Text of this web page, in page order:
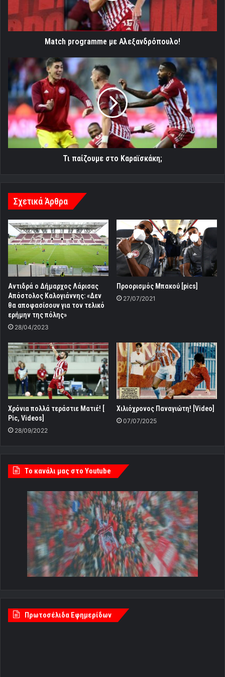
Match programme με Αλεξανδρόπουλο!
παίζουμε
στο
Καραϊσκάκη;
Τι παίζουμε στο Καραϊσκάκη;
Σχετικά Άρθρα
Αντιδρά ο Δήμαρχος Λάρισας
Απόστολος Καλογιάννης: «Δεν
θα αποφασίσουν για τον τελικό
ερήμην της πόλης»
28/04/2023
Προορισμός Μπακού [pics]
27/07/2021
Χρόνια πολλά τεράστιε Ματιέ! [
Pic, Videos]
28/09/2022
Χιλιόχρονος Παναγιώτη! [Video]
07/07/2025
Tο κανάλι μας στο Youtube
Πρωτοσέλιδα Εφημερίδων